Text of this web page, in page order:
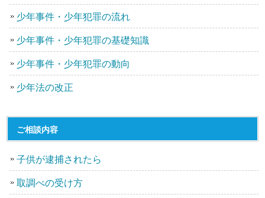
少年事件・少年犯罪の流れ
少年事件・少年犯罪の基礎知識
少年事件・少年犯罪の動向
少年法の改正
ご相談内容
子供が逮捕されたら
取調べの受け方